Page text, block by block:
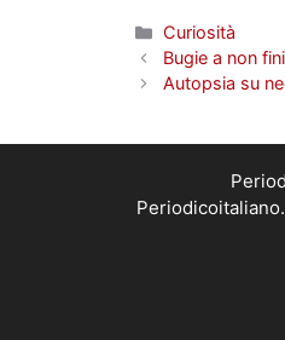
Categorie
Curiosità
Bugie a non
Autopsia su